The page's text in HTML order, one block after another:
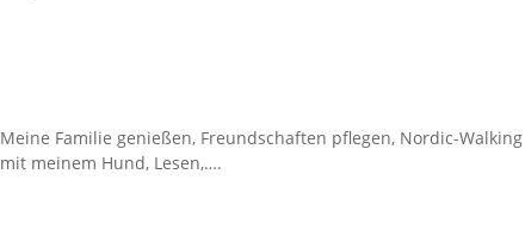
Meine Familie genießen, Freundschaften pflegen, Nordic-Walking
mit meinem Hund, Lesen,….